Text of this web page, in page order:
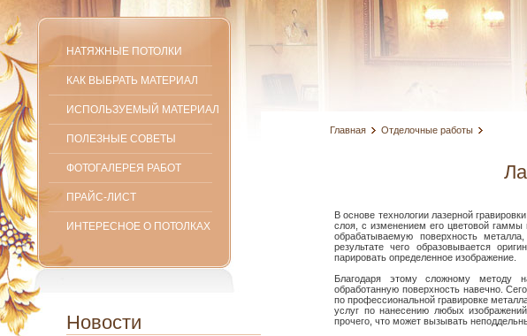
НАТЯЖНЫЕ ПОТОЛКИ
КАК ВЫБРАТЬ МАТЕРИАЛ
ИСПОЛЬЗУЕМЫЙ МАТЕРИАЛ
ПОЛЕЗНЫЕ СОВЕТЫ
ФОТОГАЛЕРЕЯ РАБОТ
ПРАЙС-ЛИСТ
ИНТЕРЕСНОЕ О ПОТОЛКАХ
Новости
Главная Отделочные работы
В основе технологии лазерной
слоя, с изменением его цветовой гаммы
обрабатываемую поверхность
результате чего образовывается
парировать определенное изображение.
Благодаря этому сложному методу
обработанную поверхность навечно.
по профессиональной гравировке
услуг по нанесению любых
прочего, что может вызывать